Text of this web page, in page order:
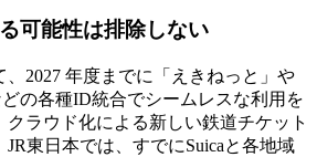
可能性は排除しない
2027 年度までに「えきねっと」や
どの各種ID統合でシームレスな利用を
ラウド化による新しい鉄道チケット
東日本では、すでにSuicaと各地域